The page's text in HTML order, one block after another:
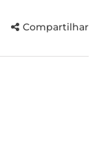
Compartilhar